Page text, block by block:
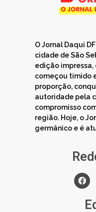
O Jornal Daqui
cidade de São
edição
começou tímido
proporção,
autoridade pela
compromisso
região. Hoje, o
germânico e é